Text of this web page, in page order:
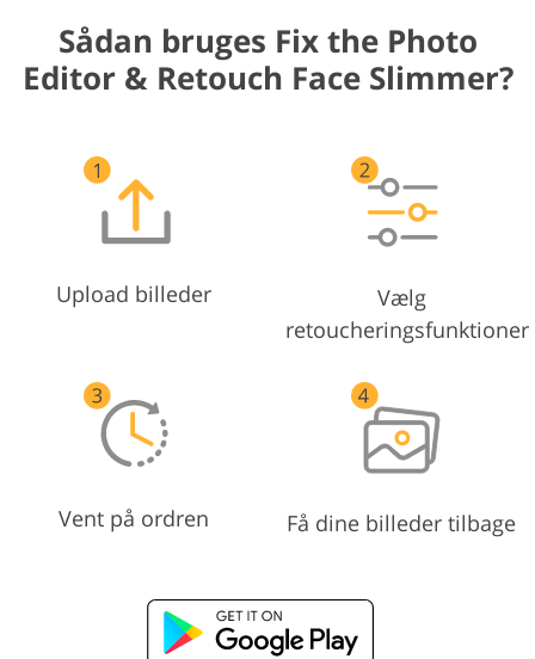
Sådan bruges Fix the Photo
Editor & Retouch Face Slimmer?
Upload billeder
Vælg
retoucheringsfunktioner
Vent på ordren Få dine billeder tilbage